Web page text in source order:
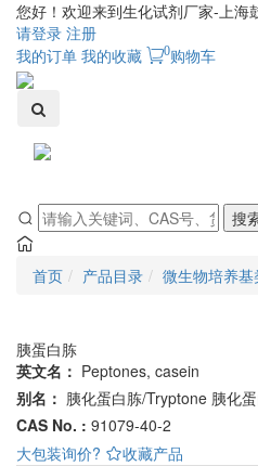
您好！欢迎来到生化试剂厂家-上海
请登录 注册
我的订单 我的收藏 0购物车
搜
首页 产品目录 微生物培养基
胰蛋白胨
英文名： Peptones, casein
别名： 胰化蛋白胨/Tryptone 胰化
CAS No. : 91079-40-2
大包装询价?
收藏产品